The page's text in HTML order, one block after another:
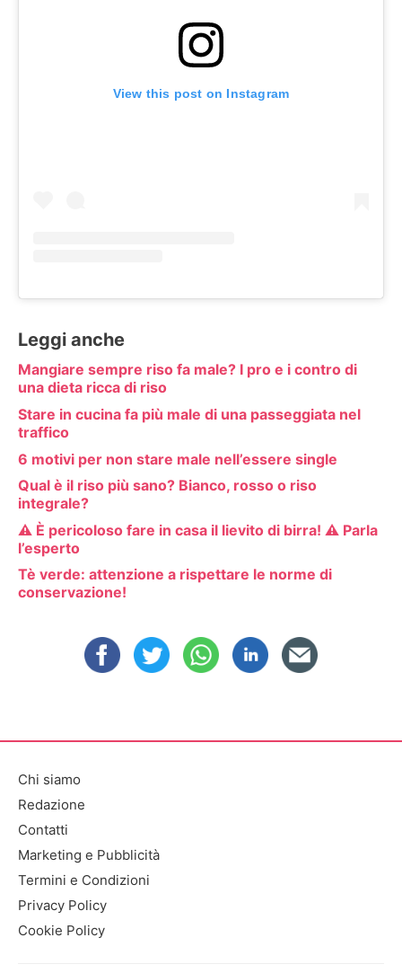
View this post on Instagram
Leggi anche
Mangiare sempre riso fa male? I pro e i contro di
una dieta ricca di riso
Stare in cucina fa più male di una passeggiata nel
traffico
6 motivi per non stare male nell’essere single
Qual è il riso più sano? Bianco, rosso o riso
integrale?
⚠️ È pericoloso fare in casa il lievito di birra! ⚠️ Parla
l’esperto
Tè verde: attenzione a rispettare le norme di
conservazione!
Chi siamo
Redazione
Contatti
Marketing e Pubblicità
Termini e Condizioni
Privacy Policy
Cookie Policy